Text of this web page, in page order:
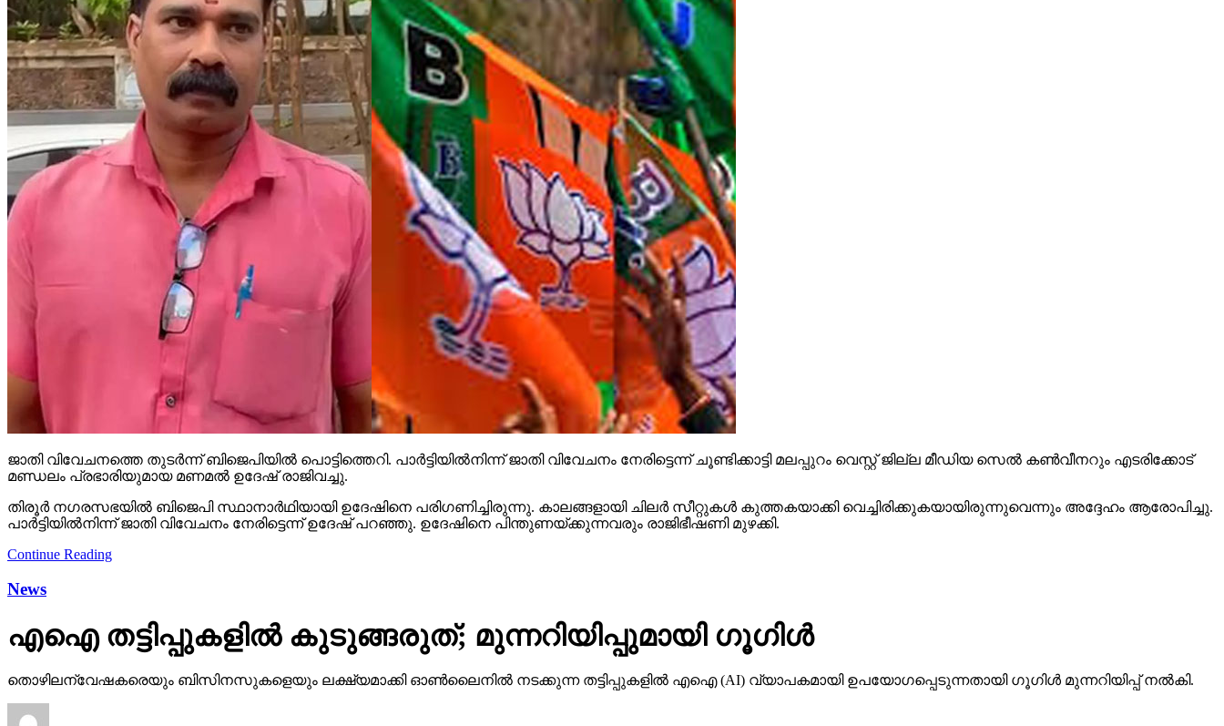
ജാതി വിവേചനത്തെ തുടര്‍ന്ന് ബിജെപിയില്‍ പൊട്ടിത്തെറി. പാര്‍ട്ടിയില്‍നിന്ന് ജാതി വിവേചനം നേരിട്ടെന്ന് ചൂണ്ടിക്കാട്ടി മലപ്പുറം വെസ്റ്റ് ജില്ല മീഡിയ സെല്‍ കണ്‍വീനറും എടരിക്കോട്
മണ്ഡലം പ്രഭാരിയുമായ മണമല്‍ ഉദേഷ് രാജിവച്ചു.
തിരൂര്‍ നഗരസഭയില്‍ ബിജെപി സ്ഥാനാര്‍ഥിയായി ഉദേഷിനെ പരിഗണിച്ചിരുന്നു. കാലങ്ങളായി ചിലര്‍ സീറ്റുകള്‍ കുത്തകയാക്കി വെച്ചിരിക്കുകയായിരുന്നുവെന്നും അദ്ദേഹം ആരോപിച്ചു.
പാര്‍ട്ടിയില്‍നിന്ന് ജാതി വിവേചനം നേരിട്ടെന്ന് ഉദേഷ് പറഞ്ഞു. ഉദേഷിനെ പിന്തുണയ്ക്കുന്നവരും രാജിഭീഷണി മുഴക്കി.
Continue Reading
News
എഐ തട്ടിപ്പുകളില്‍ കുടുങ്ങരുത്; മുന്നറിയിപ്പുമായി ഗൂഗിള്‍
തൊഴിലന്വേഷകരെയും ബിസിനസുകളെയും ലക്ഷ്യമാക്കി ഓണ്‍ലൈനില്‍ നടക്കുന്ന തട്ടിപ്പുകളില്‍ എഐ (AI) വ്യാപകമായി ഉപയോഗപ്പെടുന്നതായി ഗൂഗിള്‍ മുന്നറിയിപ്പ് നല്‍കി.